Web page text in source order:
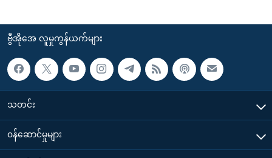
ဗွီအိုအေ လူမှုကွန်ယက်များ
သတင်း
၀န်ဆောင်မှုများ